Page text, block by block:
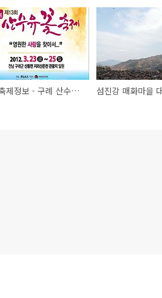
3월 축제정보 - 구례 산수유축제